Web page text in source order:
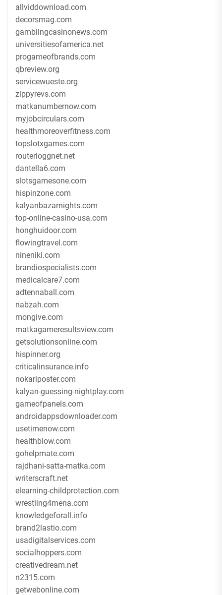
allviddownload.com
decorsmag.com
gamblingcasinonews.com
universitiesofamerica.net
progameofbrands.com
qbreview.org
servicewueste.org
zippyrevs.com
matkanumbernow.com
myjobcirculars.com
healthmoreoverfitness.com
topslotxgames.com
routerloggnet.net
dantella6.com
slotsgamesone.com
hispinzone.com
kalyanbazarnights.com
top-online-casino-usa.com
honghuidoor.com
flowingtravel.com
nineniki.com
brandiospecialists.com
medicalcare7.com
adtennaball.com
nabzah.com
mongive.com
matkagameresultsview.com
getsolutionsonline.com
hispinner.org
criticalinsurance.info
nokariposter.com
kalyan-guessing-nightplay.com
gameofpanels.com
androidappsdownloader.com
usetimenow.com
healthblow.com
gohelpmate.com
rajdhani-satta-matka.com
writerscraft.net
elearning-childprotection.com
wrestling4mena.com
knowledgeforall.info
brand2lastio.com
usadigitalservices.com
socialhoppers.com
creativedream.net
n2315.com
getwebonline.com